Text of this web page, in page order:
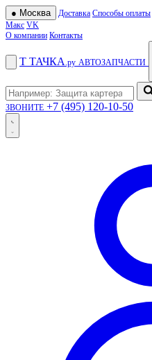
● Москва Доставка Способы оплаты
Макс VK
О компании Контакты
Т ТАЧКА .ру АВТОЗАПЧАСТИ
ЗВОНИТЕ +7 (495) 120-10-50